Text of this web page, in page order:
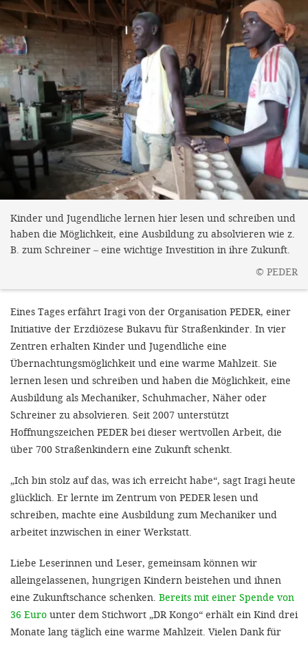
Kinder und Jugendliche lernen hier lesen und schreiben und
haben die Möglichkeit, eine Ausbildung zu absolvieren wie z.
B. zum Schreiner – eine wichtige Investition in ihre Zukunft.
© PEDER
Eines Tages erfährt Iragi von der Organisation PEDER, einer
Initiative der Erzdiözese Bukavu für Straßenkinder. In vier
Zentren erhalten Kinder und Jugendliche eine
Übernachtungsmöglichkeit und eine warme Mahlzeit. Sie
lernen lesen und schreiben und haben die Möglichkeit, eine
Ausbildung als Mechaniker, Schuhmacher, Näher oder
Schreiner zu absolvieren. Seit 2007 unterstützt
Hoffnungszeichen PEDER bei dieser wertvollen Arbeit, die
über 700 Straßenkindern eine Zukunft schenkt.
„Ich bin stolz auf das, was ich erreicht habe“, sagt Iragi heute
glücklich. Er lernte im Zentrum von PEDER lesen und
schreiben, machte eine Ausbildung zum Mechaniker und
arbeitet inzwischen in einer Werkstatt.
Liebe Leserinnen und Leser, gemeinsam können wir
alleingelassenen, hungrigen Kindern beistehen und ihnen
eine Zukunftschance schenken. Bereits mit einer Spende von
36 Euro unter dem Stichwort „DR Kongo“ erhält ein Kind drei
Monate lang täglich eine warme Mahlzeit. Vielen Dank für